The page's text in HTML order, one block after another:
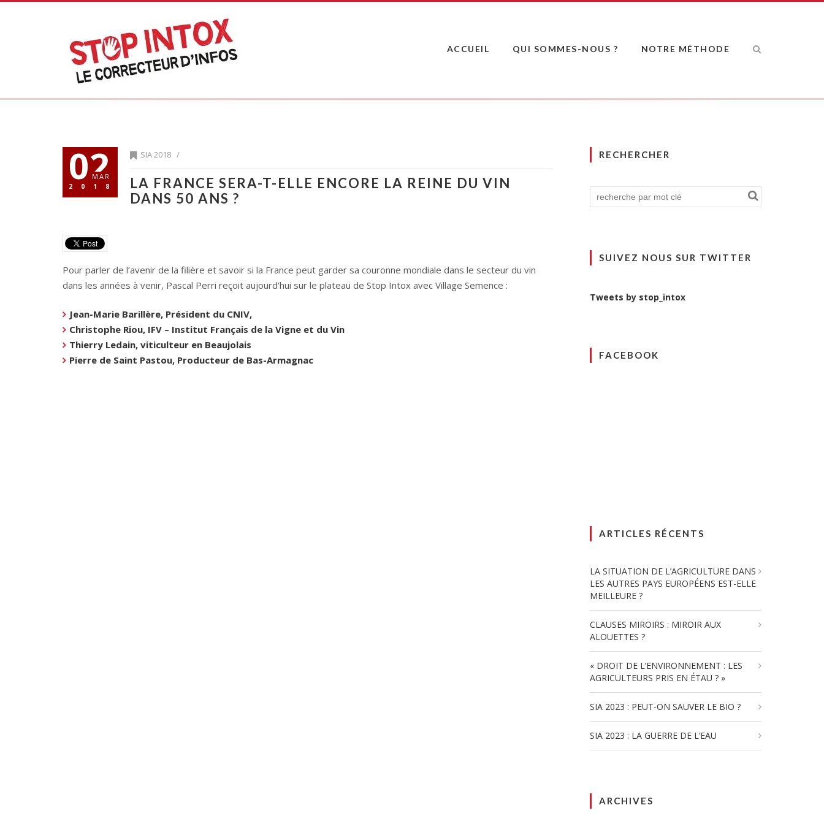
ACCUEIL QUI SOMMES-NOUS ? NOTRE MÉTHODE
02
MAR
2018
SIA 2018 /
LA FRANCE SERA-T-ELLE ENCORE LA REINE DU VIN
DANS 50 ANS ?
Pour parler de l’avenir de la filière et savoir si la France peut garder sa couronne mondiale dans le secteur du vin
dans les années à venir, Pascal Perri reçoit aujourd’hui sur le plateau de Stop Intox avec Village Semence :
Jean-Marie Barillère, Président du CNIV,
Christophe Riou, IFV – Institut Français de la Vigne et du Vin
Thierry Ledain, viticulteur en Beaujolais
Pierre de Saint Pastou, Producteur de Bas-Armagnac
RECHERCHER
SUIVEZ NOUS SUR TWITTER
Tweets by stop_intox
FACEBOOK
ARTICLES RÉCENTS
LA SITUATION DE L’AGRICULTURE DANS
LES AUTRES PAYS EUROPÉENS EST-ELLE
MEILLEURE ?
CLAUSES MIROIRS : MIROIR AUX
ALOUETTES ?
« DROIT DE L’ENVIRONNEMENT : LES
AGRICULTEURS PRIS EN ÉTAU ? »
SIA 2023 : PEUT-ON SAUVER LE BIO ?
SIA 2023 : LA GUERRE DE L’EAU
ARCHIVES